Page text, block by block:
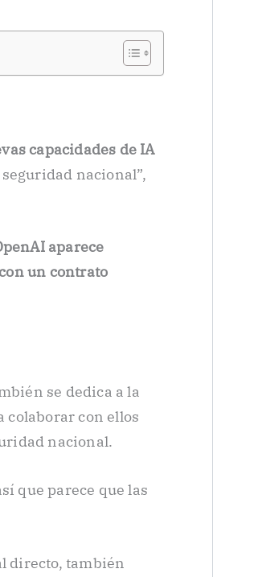
capacidades de IA
nacional”,
aparece
un contrato
se dedica a la
colaborar con ellos
nacional.
que parece que las
directo, también